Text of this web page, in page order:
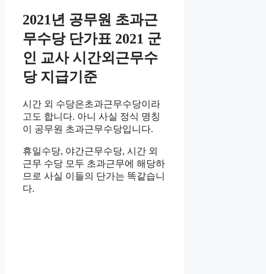
2021년 공무원 초과근
무수당 단가표 2021 군
인 교사 시간외근무수
당 지급기준
시간 외 수당은초과근무수당이라
고도 합니다. 아니 사실 정식 명칭
이 공무원 초과근무수당입니다.
휴일수당, 야간근무수당, 시간 외
근무 수당 모두 초과근무에 해당하
므로 사실 이들의 단가는 똑같습니
다.